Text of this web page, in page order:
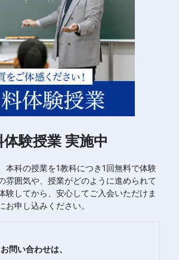
体験授業 実施中
本科の授業を1教科につき1回無料で体験
雰囲気や、授業がどのように進められて
験してから、安心してご入会いただけま
お申し込みください。
問い合わせは、